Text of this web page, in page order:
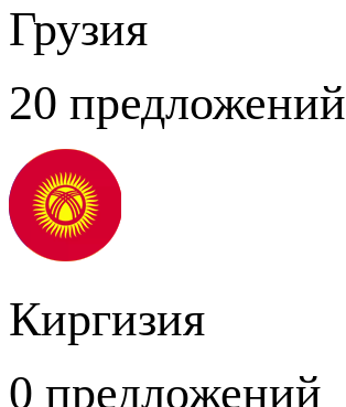
Грузия
20 предложений
Киргизия
0 предложений